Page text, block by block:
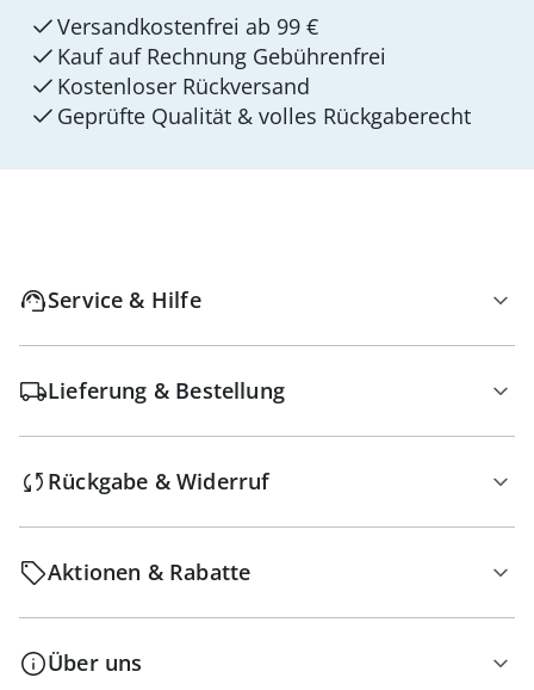
Versandkostenfrei ab 99 €
Kauf auf Rechnung Gebührenfrei
Kostenloser Rückversand
Geprüfte Qualität & volles Rückgaberecht
Service & Hilfe
Lieferung & Bestellung
Rückgabe & Widerruf
Aktionen & Rabatte
Über uns